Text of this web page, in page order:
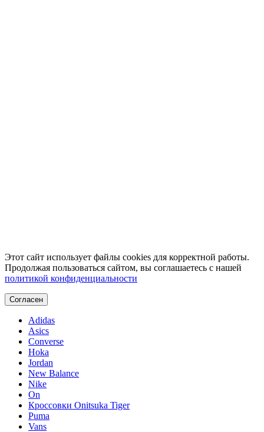
Этот сайт использует файлы cookies для корректной работы.
Продолжая пользоваться сайтом, вы соглашаетесь с нашей
политикой конфиденциальности
Согласен
Adidas
Asics
Converse
Hoka
Jordan
New Balance
Nike
On
Кроссовки Onitsuka Tiger
Puma
Vans